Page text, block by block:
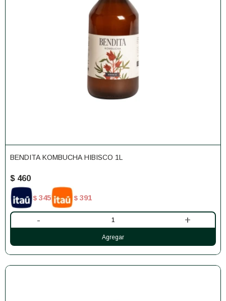
BENDITA KOMBUCHA HIBISCO 1L
$ 460
$ 345 $ 391
- +